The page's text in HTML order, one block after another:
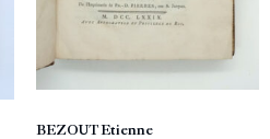
BEZOUT Etienne